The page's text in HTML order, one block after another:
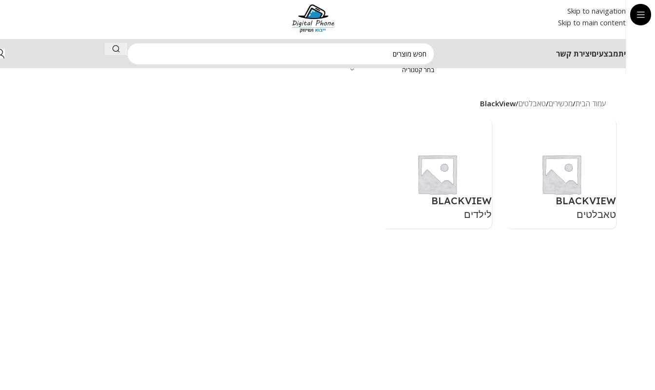
Skip to navigation
Skip to main content
ביתמבצעיםיצירת קשר
בחר קטגוריה
עמוד הבית/מכשירים/טאבלטים/
BlackView
BLACKVIEW
טאבלטים
BLACKVIEW
לילדים